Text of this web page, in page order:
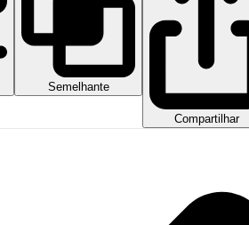
Semelhante
Compartilhar